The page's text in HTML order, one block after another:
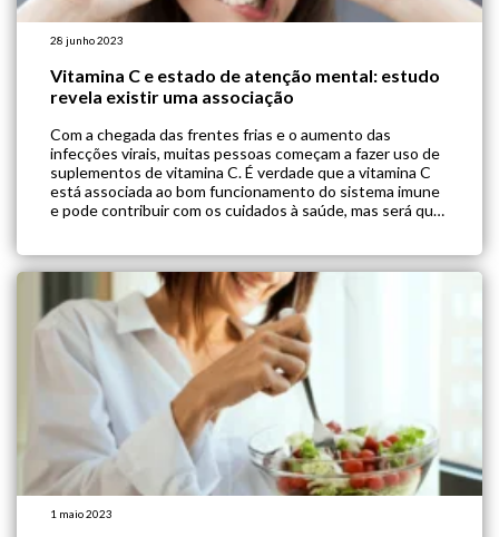
28 junho 2023
Vitamina C e estado de atenção mental: estudo
revela existir uma associação
Com a chegada das frentes frias e o aumento das
infecções virais, muitas pessoas começam a fazer uso de
suplementos de vitamina C. É verdade que a vitamina C
está associada ao bom funcionamento do sistema imune
e pode contribuir com os cuidados à saúde, mas será que
1 maio 2023